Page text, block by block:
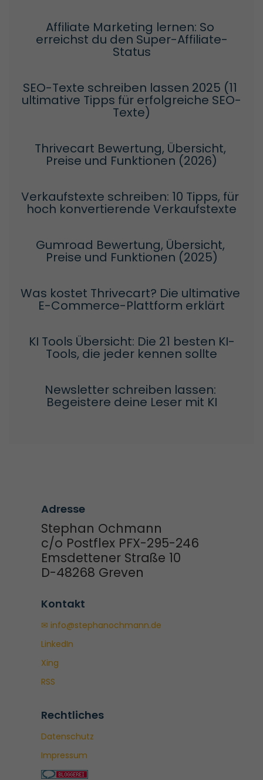
Affiliate Marketing lernen: So
erreichst du den Super-Affiliate-
Status
SEO-Texte schreiben lassen 2025 (11
ultimative Tipps für erfolgreiche SEO-
Texte)
Thrivecart Bewertung, Übersicht,
Preise und Funktionen (2026)
Verkaufstexte schreiben: 10 Tipps, für
hoch konvertierende Verkaufstexte
Gumroad Bewertung, Übersicht,
Preise und Funktionen (2025)
Was kostet Thrivecart? Die ultimative
E-Commerce-Plattform erklärt
KI Tools Übersicht: Die 21 besten KI-
Tools, die jeder kennen sollte
Newsletter schreiben lassen:
Begeistere deine Leser mit KI
Adresse
Stephan Ochmann
c/o Postflex PFX-295-246
Emsdettener Straße 10
D-48268 Greven
Kontakt
✉ info@stephanochmann.de
LinkedIn
Xing
RSS
Rechtliches
Datenschutz
Impressum